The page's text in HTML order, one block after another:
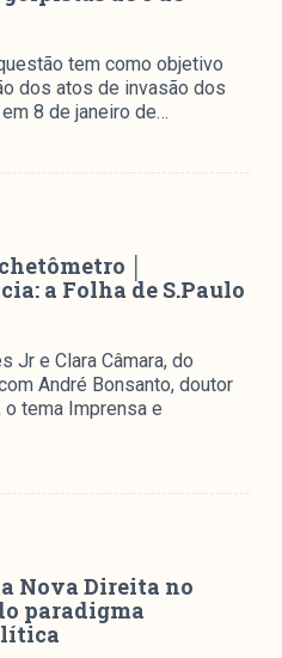
acompanhamento da
temas de economia e
de Estudos de Mídia
LEMEP tem registro no
tem como objetivo
dos atos de invasão dos
8 de janeiro de…
│
a Folha de S.Paulo
Jr e Clara Câmara, do
André Bonsanto, doutor
o tema Imprensa e
Nova Direita no
paradigma